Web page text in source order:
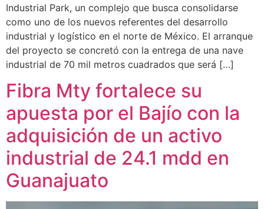
Industrial Park, un complejo que busca consolidarse
como uno de los nuevos referentes del desarrollo
industrial y logístico en el norte de México. El arranque
del proyecto se concretó con la entrega de una nave
industrial de 70 mil metros cuadrados que será […]
Fibra Mty fortalece su
apuesta por el Bajío con la
adquisición de un activo
industrial de 24.1 mdd en
Guanajuato